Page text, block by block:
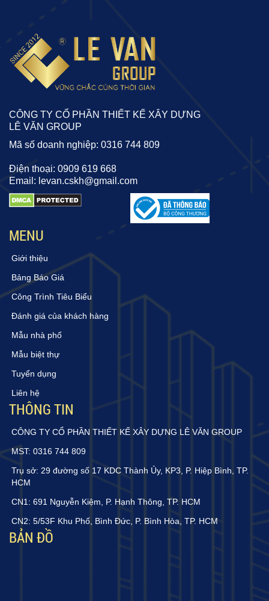
CÔNG TY CỔ PHẦN THIẾT KẾ XÂY DỰNG
LÊ VĂN GROUP
Mã số doanh nghiệp: 0316 744 809
Điện thoại: 0909 619 668
Email: levan.cskh@gmail.com
MENU
Giới thiệu
Bảng Báo Giá
Công Trình Tiêu Biểu
Đánh giá của khách hàng
Mẫu nhà phố
Mẫu biệt thự
Tuyển dụng
Liên hệ
THÔNG TIN
CÔNG TY CỔ PHẦN THIẾT KẾ XÂY DỰNG LÊ VĂN GROUP
MST: 0316 744 809
Trụ sở: 29 đường số 17 KDC Thành Ủy, KP3, P. Hiệp Bình, TP.
HCM
CN1: 691 Nguyễn Kiệm, P. Hạnh Thông, TP. HCM
CN2: 5/53F Khu Phố, Bình Đức, P. Bình Hòa, TP. HCM
BẢN ĐỒ